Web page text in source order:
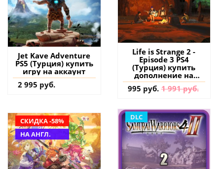
Jet Kave Adventure
PS5 (Турция) купить
игру на аккаунт
2 995 руб.
Life is Strange 2 -
Episode 3 PS4
(Турция) купить
дополнение на
аккаунт
995 руб. 1 991 руб.
СКИДКА -58%
НА АНГЛ.
DLC